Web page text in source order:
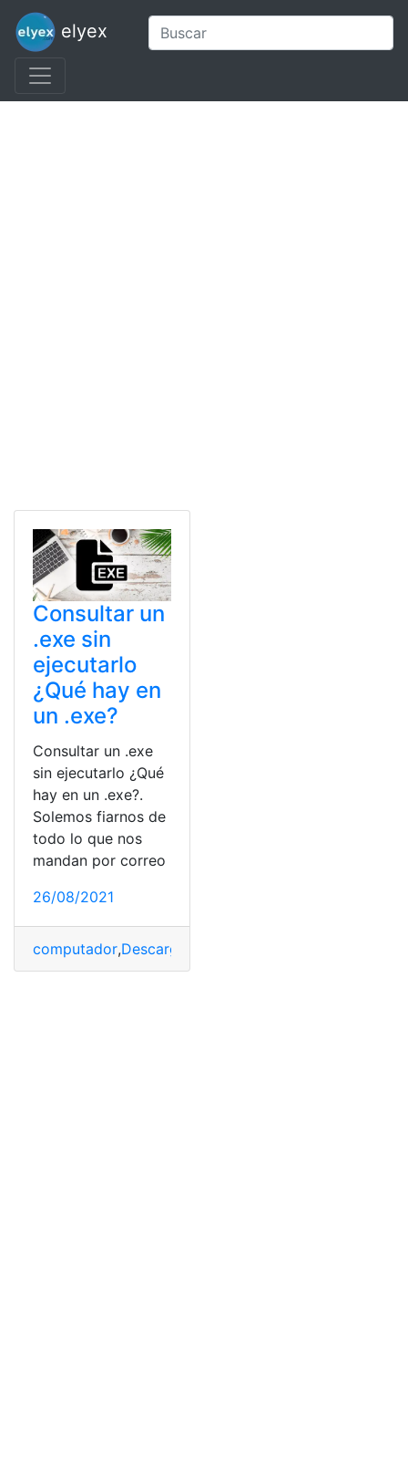
elyex
Consultar un
.exe sin
ejecutarlo
¿Qué hay en
un .exe?
Consultar un .exe
sin ejecutarlo ¿Qué
hay en un .exe?.
Solemos fiarnos de
todo lo que nos
mandan por correo
26/08/2021
computador,Descargar